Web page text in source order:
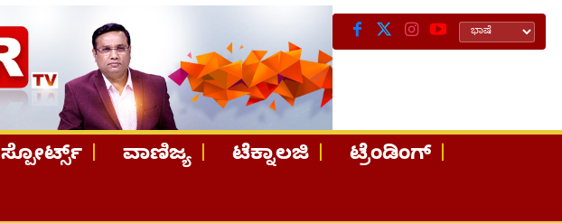
ಸ್ಪೋರ್ಟ್ಸ್ ವಾಣಿಜ್ಯ ಟೆಕ್ನಾಲಜಿ
ಟ್ರೆಂಡಿಂಗ್